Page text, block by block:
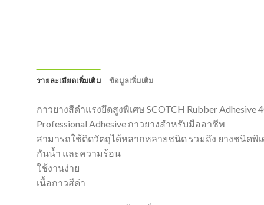
รายละเอียดเพิ่มเติม ข้อมูลเพิ่มเติม
กาวยางสีดำแรงยึดสูงพิเศษ SCOTCH Rubber Adhesive
Professional Adhesive กาวยางสำหรับมืออาชีพ
สามารถใช้ติดวัตถุได้หลากหลายชนิด รวมถึง ยางชนิดพิ
กันน้ำ และความร้อน
ใช้งานง่าย
เนื้อกาวสีดำ